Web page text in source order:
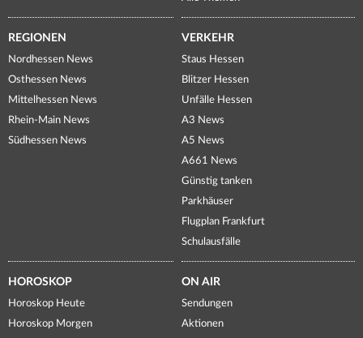
REGIONEN
Nordhessen News
Osthessen News
Mittelhessen News
Rhein-Main News
Südhessen News
VERKEHR
Staus Hessen
Blitzer Hessen
Unfälle Hessen
A3 News
A5 News
A661 News
Günstig tanken
Parkhäuser
Flugplan Frankfurt
Schulausfälle
HOROSKOP
Horoskop Heute
Horoskop Morgen
ON AIR
Sendungen
Aktionen